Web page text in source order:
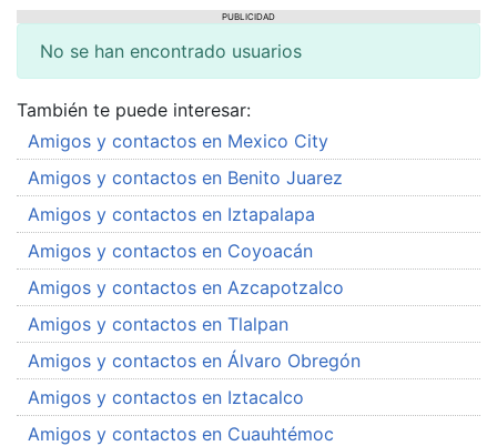
PUBLICIDAD
No se han encontrado usuarios
También te puede interesar:
Amigos y contactos en Mexico City
Amigos y contactos en Benito Juarez
Amigos y contactos en Iztapalapa
Amigos y contactos en Coyoacán
Amigos y contactos en Azcapotzalco
Amigos y contactos en Tlalpan
Amigos y contactos en Álvaro Obregón
Amigos y contactos en Iztacalco
Amigos y contactos en Cuauhtémoc